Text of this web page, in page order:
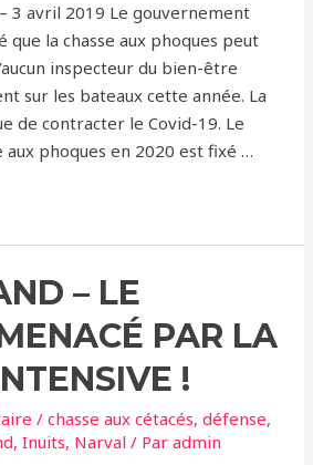
3 avril 2019 Le gouvernement
que la chasse aux phoques peut
inspecteur du bien-être
sur les bateaux cette année. La
de contracter le Covid-19. Le
aux phoques en 2020 est fixé …
– LE
PAR LA
!
/chasse aux cétacés,défense,
,Inuits, Narval / Paradmin